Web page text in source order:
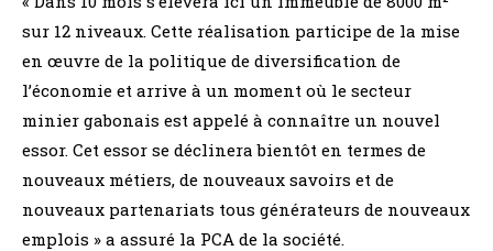
sur 12 niveaux. Cette réalisation participe de la mise
en œuvre de la politique de diversification de
l’économie et arrive à un moment où le secteur
minier gabonais est appelé à connaître un nouvel
essor. Cet essor se déclinera bientôt en termes de
nouveaux métiers, de nouveaux savoirs et de
nouveaux partenariats tous générateurs de nouveaux
emplois » a assuré la PCA de la société.